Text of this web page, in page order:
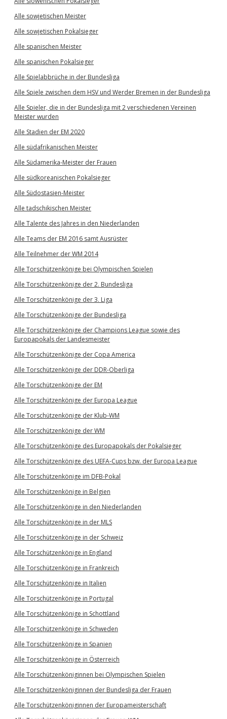
Alle sowjetischen Meister
Alle sowjetischen Pokalsieger
Alle spanischen Meister
Alle spanischen Pokalsieger
Alle Spielabbrüche in der Bundesliga
Alle Spiele zwischen dem HSV und Werder Bremen in der Bundesliga
Alle Spieler, die in der Bundesliga mit 2 verschiedenen Vereinen
Meister wurden
Alle Stadien der EM 2020
Alle südafrikanischen Meister
Alle Südamerika-Meister der Frauen
Alle südkoreanischen Pokalsieger
Alle Südostasien-Meister
Alle tadschikischen Meister
Alle Talente des Jahres in den Niederlanden
Alle Teams der EM 2016 samt Ausrüster
Alle Teilnehmer der WM 2014
Alle Torschützenkönige bei Olympischen Spielen
Alle Torschützenkönige der 2. Bundesliga
Alle Torschützenkönige der 3. Liga
Alle Torschützenkönige der Bundesliga
Alle Torschützenkönige der Champions League sowie des
Europapokals der Landesmeister
Alle Torschützenkönige der Copa America
Alle Torschützenkönige der DDR-Oberliga
Alle Torschützenkönige der EM
Alle Torschützenkönige der Europa League
Alle Torschützenkönige der Klub-WM
Alle Torschützenkönige der WM
Alle Torschützenkönige des Europapokals der Pokalsieger
Alle Torschützenkönige des UEFA-Cups bzw. der Europa League
Alle Torschützenkönige im DFB-Pokal
Alle Torschützenkönige in Belgien
Alle Torschützenkönige in den Niederlanden
Alle Torschützenkönige in der MLS
Alle Torschützenkönige in der Schweiz
Alle Torschützenkönige in England
Alle Torschützenkönige in Frankreich
Alle Torschützenkönige in Italien
Alle Torschützenkönige in Portugal
Alle Torschützenkönige in Schottland
Alle Torschützenkönige in Schweden
Alle Torschützenkönige in Spanien
Alle Torschützenkönige in Österreich
Alle Torschützenköniginnen bei Olympischen Spielen
Alle Torschützenköniginnen der Bundesliga der Frauen
Alle Torschützenköniginnen der Europameisterschaft